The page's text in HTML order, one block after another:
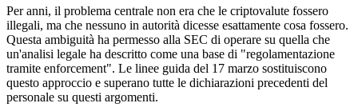
Per anni, il problema centrale non era che le criptovalute fossero
illegali, ma che nessuno in autorità dicesse esattamente cosa fossero.
Questa ambiguità ha permesso alla SEC di operare su quella che
un'analisi legale ha descritto come una base di "regolamentazione
tramite enforcement". Le linee guida del 17 marzo sostituiscono
questo approccio e superano tutte le dichiarazioni precedenti del
personale su questi argomenti.